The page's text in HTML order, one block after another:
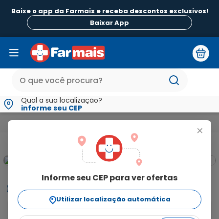
Baixe o app da Farmais e receba descontos exclusivos!
Baixar App
Qual a sua localização?
informe seu CEP
+
Informe seu CEP para ver ofertas
Utilizar localização automática
Informações
Candifeme é um sabonete íntimo calmante em gel